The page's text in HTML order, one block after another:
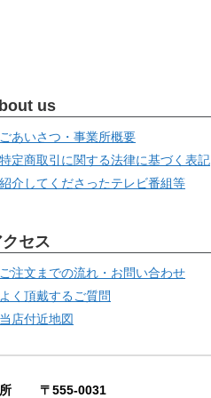
us
ごあいさつ・事業所概要
特定商取引に関する法律に基づく表記
紹介してくださったテレビ番組等
クセス
ご注文までの流れ・お問い合わせ
よく頂戴するご質問
当店付近地図
所 〒555-0031